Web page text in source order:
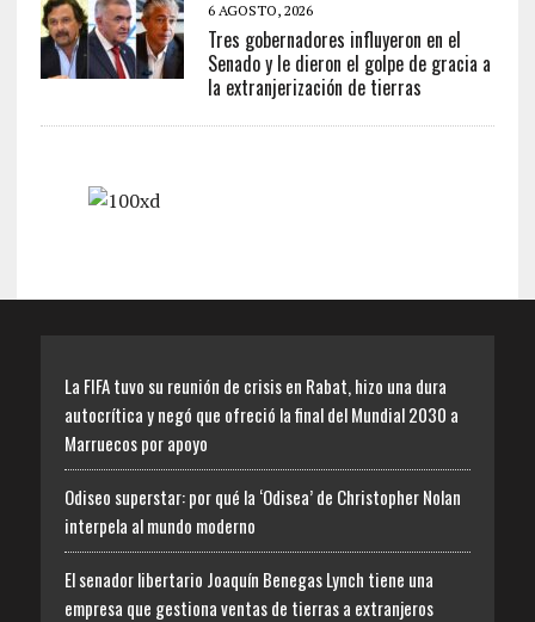
6 AGOSTO, 2026
Tres gobernadores influyeron en el
Senado y le dieron el golpe de gracia a
la extranjerización de tierras
La FIFA tuvo su reunión de crisis en Rabat, hizo una dura
autocrítica y negó que ofreció la final del Mundial 2030 a
Marruecos por apoyo
Odiseo superstar: por qué la ‘Odisea’ de Christopher Nolan
interpela al mundo moderno
El senador libertario Joaquín Benegas Lynch tiene una
empresa que gestiona ventas de tierras a extranjeros